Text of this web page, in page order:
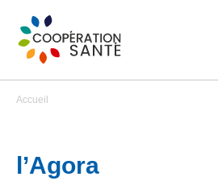
Accueil
l’Agora